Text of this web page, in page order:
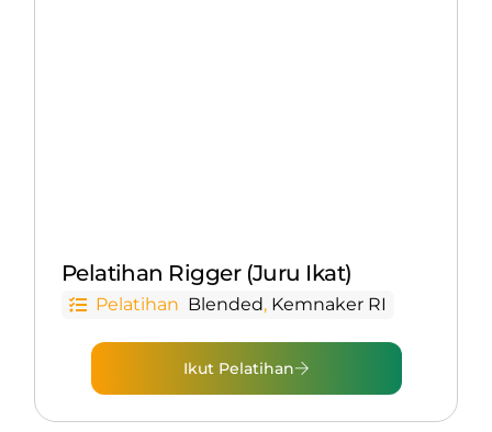
Pelatihan Rigger (Juru Ikat)
Pelatihan Blended, Kemnaker RI
Ikut Pelatihan